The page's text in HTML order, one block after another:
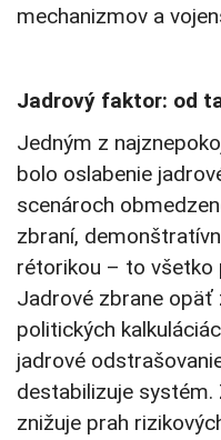
mechanizmov a
Jadrový faktor: od
Jedným z
bolo oslabenie
scenároch
zbraní,
rétorikou – to všetko
Jadrové zbrane opäť
politických
jadrové
destabilizuje systém.
znižuje prah